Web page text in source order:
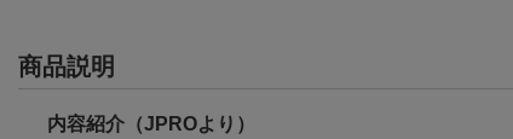
商品説明
内容紹介（JPROより）